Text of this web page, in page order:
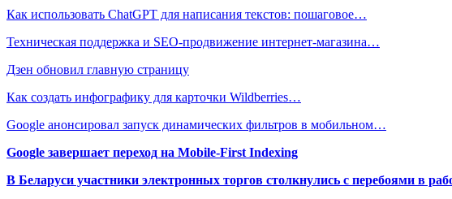
Как использовать ChatGPT для написания текстов: пошаговое…
Техническая поддержка и SEO-продвижение интернет-магазина…
Дзен обновил главную страницу
Как создать инфографику для карточки Wildberries…
Google анонсировал запуск динамических фильтров в мобильном…
Google завершает переход на Mobile-First Indexing
В Беларуси участники электронных торгов столкнулись с перебоями в